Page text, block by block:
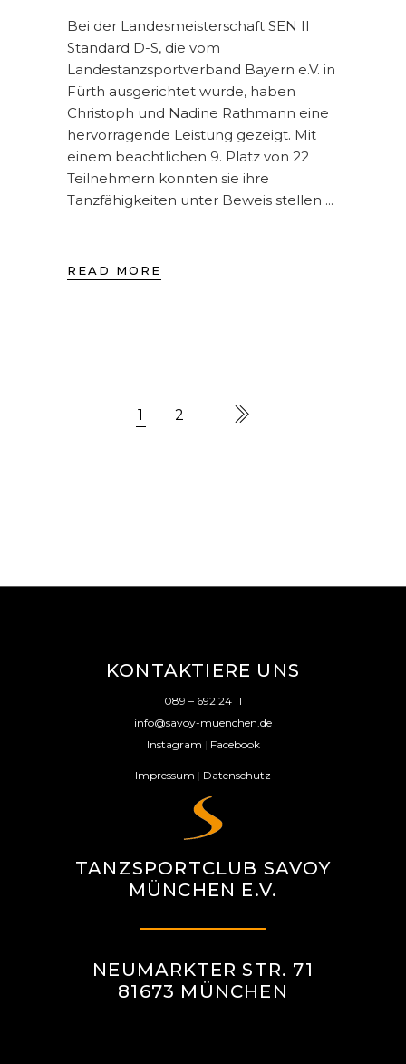
Bei der Landesmeisterschaft SEN II
Standard D-S, die vom
Landestanzsportverband Bayern e.V. in
Fürth ausgerichtet wurde, haben
Christoph und Nadine Rathmann eine
hervorragende Leistung gezeigt. Mit
einem beachtlichen 9. Platz von 22
Teilnehmern konnten sie ihre
Tanzfähigkeiten unter Beweis stellen
READ MORE
1 2
KONTAKTIERE UNS
089 – 692 24 11
info@savoy-muenchen.de
Instagram | Facebook
Impressum | Datenschutz
TANZSPORTCLUB SAVOY
MÜNCHEN E.V.
NEUMARKTER STR. 71
81673 MÜNCHEN